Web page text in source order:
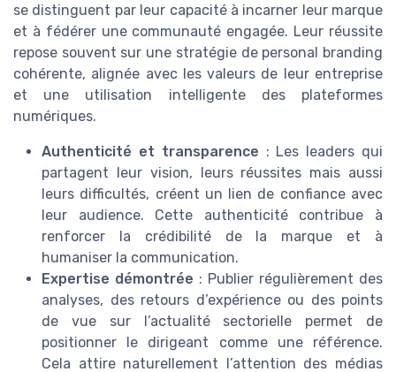
se distinguent par leur capacité à incarner leur marque
et à fédérer une communauté engagée. Leur réussite
repose souvent sur une stratégie de personal branding
cohérente, alignée avec les valeurs de leur entreprise
et une utilisation intelligente des plateformes
numériques.
Authenticité et transparence : Les leaders qui
partagent leur vision, leurs réussites mais aussi
leurs difficultés, créent un lien de confiance avec
leur audience. Cette authenticité contribue à
renforcer la crédibilité de la marque et à
humaniser la communication.
Expertise démontrée : Publier régulièrement des
analyses, des retours d’expérience ou des points
de vue sur l’actualité sectorielle permet de
positionner le dirigeant comme une référence.
Cela attire naturellement l’attention des médias